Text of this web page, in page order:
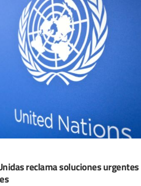
reclama soluciones urgentes